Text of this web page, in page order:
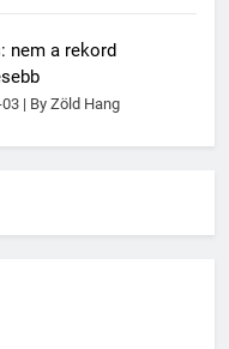
nem a rekord
By Zöld Hang